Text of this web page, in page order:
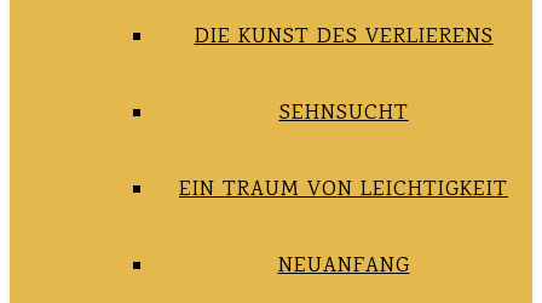
DIE KUNST DES VERLIERENS
SEHNSUCHT
EIN TRAUM VON LEICHTIGKEIT
NEUANFANG